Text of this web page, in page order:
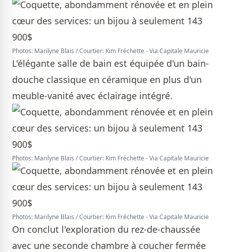
Photos: Marilyne Blais / Courtier: Kim Fréchette - Via Capitale Mauricie
L'élégante salle de bain est équipée d'un bain-
douche classique en céramique en plus d'un
meuble-vanité avec éclairage intégré.
Photos: Marilyne Blais / Courtier: Kim Fréchette - Via Capitale Mauricie
Photos: Marilyne Blais / Courtier: Kim Fréchette - Via Capitale Mauricie
On conclut l'exploration du rez-de-chaussée
avec une seconde chambre à coucher fermée